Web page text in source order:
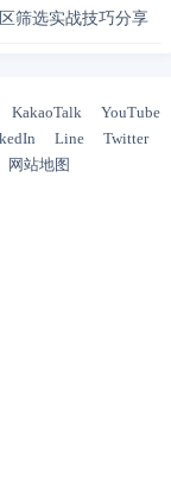
筛选实战技巧分享
KakaoTalk
YouTube
Line
Twitter
网站地图